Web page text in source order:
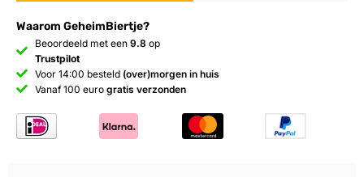
Waarom GeheimBiertje?
Beoordeeld met een 9.8 op
Trustpilot
Voor 14:00 besteld (over)morgen in huis
Vanaf 100 euro gratis verzonden